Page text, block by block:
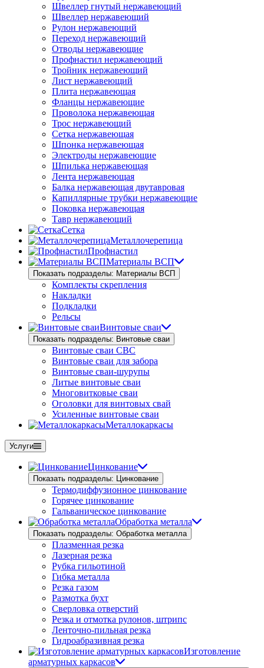
Швеллер гнутый нержавеющий
Швеллер нержавеющий
Рулон нержавеющий
Переход нержавеющий
Отводы нержавеющие
Профнастил нержавеющий
Тройник нержавеющий
Лист нержавеющий
Плита нержавеющая
Фланцы нержавеющие
Проволока нержавеющая
Трос нержавеющий
Сетка нержавеющая
Шпонка нержавеющая
Электроды нержавеющие
Шпилька нержавеющая
Лента нержавеющая
Балка нержавеющая двутавровая
Капиллярные трубки нержавеющие
Поковка нержавеющая
Тавр нержавеющий
Сетка
Металлочерепица
Профнастил
Материалы ВСП
Показать подразделы: Материалы ВСП
Комплекты скрепления
Накладки
Подкладки
Рельсы
Винтовые сваи
Показать подразделы: Винтовые сваи
Винтовые сваи СВС
Винтовые сваи для забора
Винтовые сваи-шурупы
Литые винтовые сваи
Многовитковые сваи
Оголовки для винтовых свай
Усиленные винтовые сваи
Металлокаркасы
Услуги
Цинкование
Показать подразделы: Цинкование
Термодиффузионное цинкование
Горячее цинкование
Гальваническое цинкование
Обработка металла
Показать подразделы: Обработка металла
Плазменная резка
Лазерная резка
Рубка гильотиной
Гибка металла
Резка газом
Размотка бухт
Сверловка отверстий
Резка и отмотка рулонов, штрипс
Ленточно-пильная резка
Гидроабразивная резка
Изготовление
арматурных каркасов